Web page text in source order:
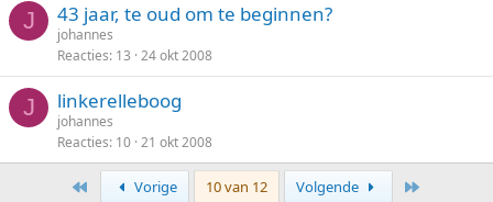
J 43 jaar, te oud om te beginnen?
johannes
Reacties 13 24 okt 2008
J linkerelleboog
johannes
Reacties 10 21 okt 2008
Eerste Vorige 10 van 12 Volgende